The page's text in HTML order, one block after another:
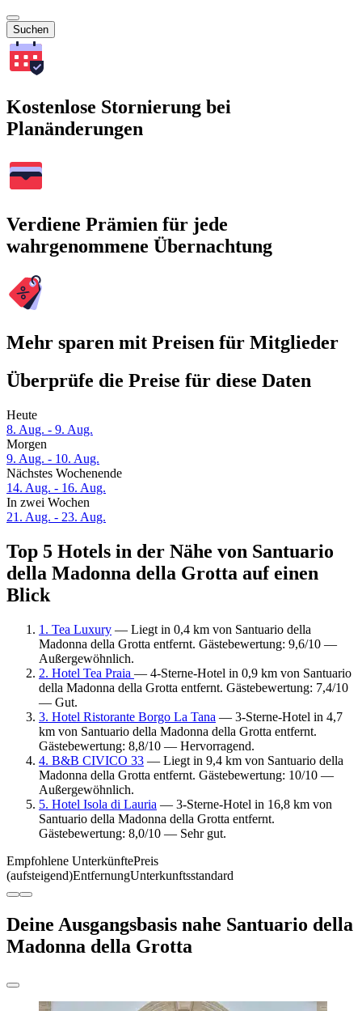
Suchen
Kostenlose Stornierung bei
Planänderungen
Verdiene Prämien für jede
wahrgenommene Übernachtung
Mehr sparen mit Preisen für Mitglieder
Überprüfe die Preise für diese Daten
Heute
8. Aug. - 9. Aug.
Morgen
9. Aug. - 10. Aug.
Nächstes Wochenende
14. Aug. - 16. Aug.
In zwei Wochen
21. Aug. - 23. Aug.
Top 5 Hotels in der Nähe von Santuario
della Madonna della Grotta auf einen
Blick
1. Tea Luxury — Liegt in 0,4 km von Santuario della
Madonna della Grotta entfernt. Gästebewertung: 9,6/10 —
Außergewöhnlich.
2. Hotel Tea Praia — 4-Sterne-Hotel in 0,9 km von Santuario
della Madonna della Grotta entfernt. Gästebewertung: 7,4/10
— Gut.
3. Hotel Ristorante Borgo La Tana — 3-Sterne-Hotel in 4,7
km von Santuario della Madonna della Grotta entfernt.
Gästebewertung: 8,8/10 — Hervorragend.
4. B&B CIVICO 33 — Liegt in 9,4 km von Santuario della
Madonna della Grotta entfernt. Gästebewertung: 10/10 —
Außergewöhnlich.
5. Hotel Isola di Lauria — 3-Sterne-Hotel in 16,8 km von
Santuario della Madonna della Grotta entfernt.
Gästebewertung: 8,0/10 — Sehr gut.
Empfohlene UnterkünftePreis
(aufsteigend)EntfernungUnterkunftsstandard
Deine Ausgangsbasis nahe Santuario della
Madonna della Grotta